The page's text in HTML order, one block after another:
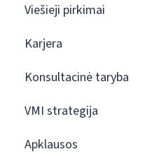
Viešieji pirkimai
Karjera
Konsultacinė taryba
VMI strategija
Apklausos